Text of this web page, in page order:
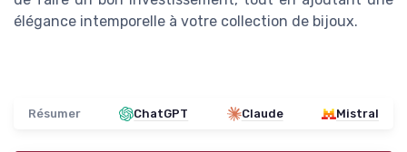
élégance intemporelle à votre collection de bijoux.
Résumer ChatGPT Claude Mistral